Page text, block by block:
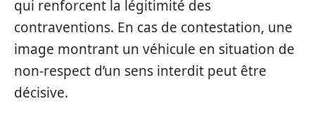
qui renforcent la légitimité des
contraventions. En cas de contestation, une
image montrant un véhicule en situation de
non-respect d’un sens interdit peut être
décisive.